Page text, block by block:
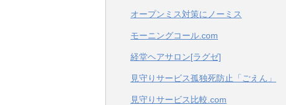
オープンミス対策にノーミス
モーニングコール.com
経堂ヘアサロン[ラグゼ]
見守りサービス孤独死防止「ごえん」
見守りサービス比較.com